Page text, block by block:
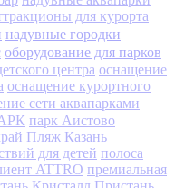
для курорта
надувные городки
оборудование для парков
центра оснащение
оснащение курортного
сети аквапарками
парк Аистово
Пляж Казань
для детей полоса
ATTRO премиальная